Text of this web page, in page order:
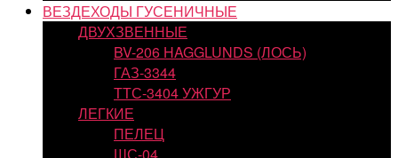
ВЕЗДЕХОДЫ ГУСЕНИЧНЫЕ
ДВУХЗВЕННЫЕ
BV-206 HAGGLUNDS (ЛОСЬ)
ГАЗ-3344
ТТС-3404 УЖГУР
ЛЕГКИЕ
ПЕЛЕЦ